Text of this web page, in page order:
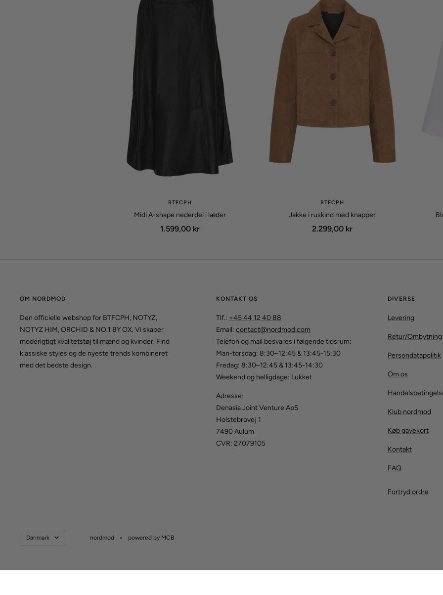
BTFCPH
Midi A-shape nederdel i læder
Udsalgspris
1.599,00 kr
BTFCPH
Jakke i ruskind med knapper
Udsalgspris
2.299,00 kr
OM NORDMOD
Den officielle webshop for BTFCPH, NOTYZ,
NOTYZ HIM, ORCHID & NO.1 BY OX. Vi skaber
moderigtigt kvalitetstøj til mænd og kvinder. Find
klassiske styles og de nyeste trends kombineret
med det bedste design.
KONTAKT OS
Tlf.: +45 44 12 40 88
Email:contact@nordmod.com
Telefon og mail besvares i følgende tidsrum:
Man-torsdag: 8:30–12:45 & 13:45-15:30
Fredag: 8:30–12:45 & 13:45-14:30
Weekend og helligdage: Lukket
Adresse:
Denasia Joint Venture ApS
Holstebrovej 1
7490 Aulum
CVR: 27079105
DIVERSE
Levering
Retur/Ombytning
Persondatapolitik
Om os
Klub nordmod
Køb gavekort
Kontakt
FAQ
Fortryd ordre
Danmark nordmod powered by MCB